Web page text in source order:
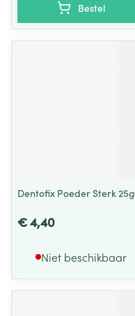
Bestel
Dentofix Poeder Sterk 25g
€ 4,40
Niet beschikbaar